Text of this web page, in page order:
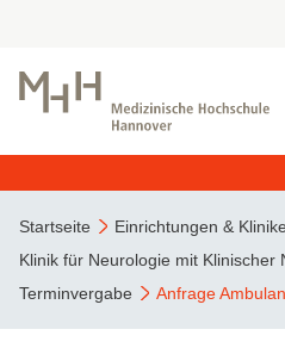
Startseite Einrichtungen &
Klinik für Neurologie mit Klinischer
Terminvergabe
Anfrage